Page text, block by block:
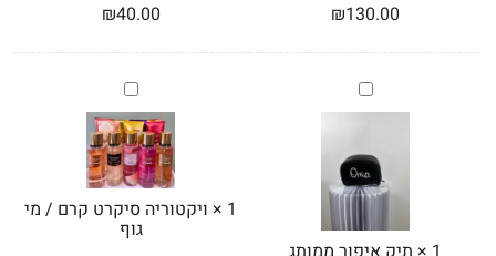
₪130.00
₪40.00
תיק
איפור
ויקטוריה
סיקרט
קרם
/
מי
גוף
1
× ויקטוריה סיקרט קרם / מי
גוף